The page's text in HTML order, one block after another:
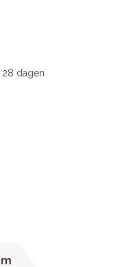
28 dagen